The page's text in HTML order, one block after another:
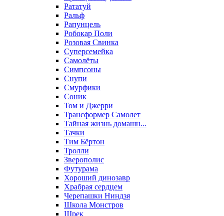
Рататуй
Ральф
Рапунцель
Робокар Поли
Розовая Свинка
Суперсемейка
Самолёты
Симпсоны
Снупи
Смурфики
Соник
Том и Джерри
Трансформер Самолет
Тайная жизнь домашн...
Тачки
Тим Бёртон
Тролли
Зверополис
Футурама
Хороший динозавр
Храбрая сердцем
Черепашки Ниндзя
Школа Монстров
Шрек